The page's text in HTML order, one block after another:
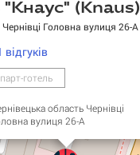
"Кнаус" (Knaus)
Головна вулиця 26-А
відгуків
готель
готель "Кнаус"
область Чернівці
вулиця 26-А